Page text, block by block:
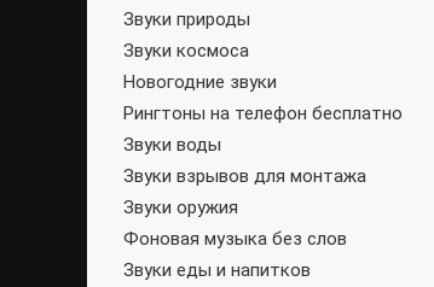
Звуки природы
Звуки космоса
Новогодние звуки
Рингтоны на телефон бесплатно
Звуки воды
Звуки взрывов для монтажа
Звуки оружия
Фоновая музыка без слов
Звуки еды и напитков